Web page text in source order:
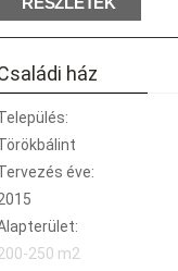
ház
éve:
250 m2